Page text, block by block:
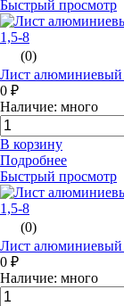
Быстрый просмотр
(0)
Лист алюминиевый
0 ₽
Наличие: много
В корзину
Подробнее
Быстрый просмотр
(0)
Лист алюминиевый
0 ₽
Наличие: много